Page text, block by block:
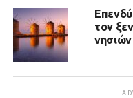
τον
νησιών